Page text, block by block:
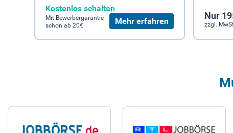
Kostenlos schalten
Mit Bewerbergarantie
schon ab 20€
Mehr erfahren Nur
zzgl.